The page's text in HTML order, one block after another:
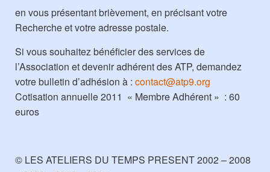
en vous présentant brièvement, en précisant votre
Recherche et votre adresse postale.
Si vous souhaitez bénéficier des services de
l’Association et devenir adhérent des ATP, demandez
votre bulletin d’adhésion à : contact@atp9.org
Cotisation annuelle 2011 « Membre Adhérent » : 60
euros
© LES ATELIERS DU TEMPS PRESENT 2002 – 2008